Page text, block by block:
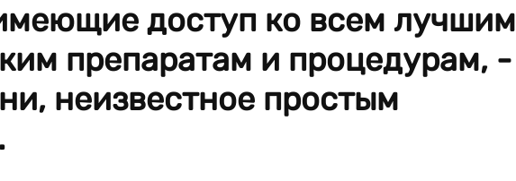
доступ ко всем лучшим
препаратам и процедурам, -
неизвестное простым